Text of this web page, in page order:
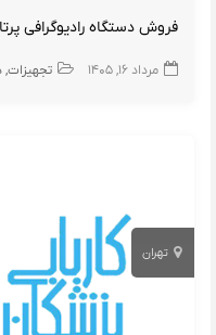
فروش دستگاه رادیوگرافی
مرداد ۱۶, ۱۴۰۵ تجهیزات
تهران